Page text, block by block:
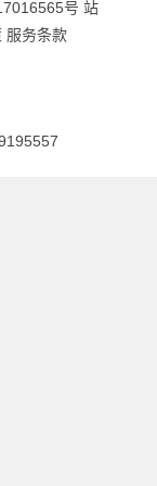
号 站
服务条款